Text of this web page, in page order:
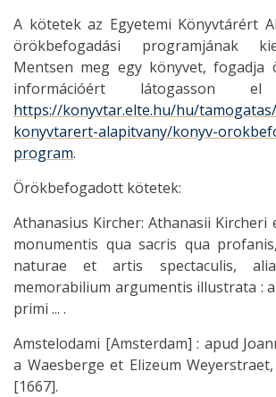
A kötetek az Egyetemi Könyvtárért
örökbefogadási programjának
Mentsen meg egy könyvet, fogadja
információért látogasson el
https://konyvtar.elte.hu/hu/
konyvtarert-alapitvany/konyv-
program.
Örökbefogadott kötetek:
Athanasius Kircher: Athanasii Kircheri
monumentis qua sacris qua
naturae et artis spectaculis,
memorabilium argumentis illustrata :
primi ... .
Amstelodami [Amsterdam] : apud
a Waesberge et Elizeum
[1667].